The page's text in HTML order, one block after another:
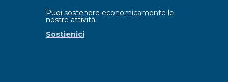
Puoi sostenere economicamente le
nostre attività.
Sostienici